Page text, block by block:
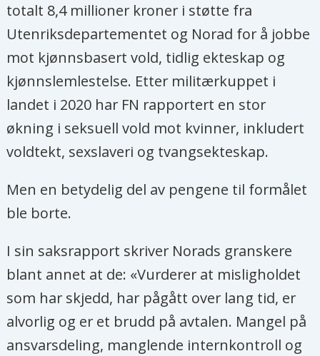
totalt 8,4 millioner kroner i støtte fra
Utenriksdepartementet og Norad for å jobbe
mot kjønnsbasert vold, tidlig ekteskap og
kjønnslemlestelse. Etter militærkuppet i
landet i 2020 har FN rapportert en stor
økning i seksuell vold mot kvinner, inkludert
voldtekt, sexslaveri og tvangsekteskap.
Men en betydelig del av pengene til formålet
ble borte.
I sin saksrapport skriver Norads granskere
blant annet at de: «Vurderer at misligholdet
som har skjedd, har pågått over lang tid, er
alvorlig og er et brudd på avtalen. Mangel på
ansvarsdeling, manglende internkontroll og